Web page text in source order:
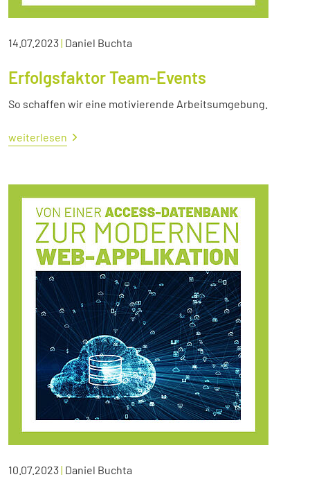
14.07.2023| Daniel Buchta
Erfolgsfaktor Team-Events
So schaffen wir eine motivierende Arbeitsumgebung.
weiterlesen
10.07.2023| Daniel Buchta